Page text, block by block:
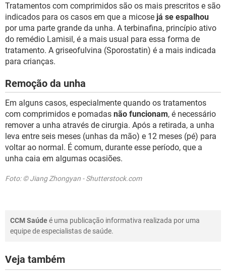
Tratamentos com comprimidos são os mais prescritos e são
indicados para os casos em que a micose já se espalhou
por uma parte grande da unha. A terbinafina, princípio ativo
do remédio Lamisil, é a mais usual para essa forma de
tratamento. A griseofulvina (Sporostatin) é a mais indicada
para crianças.
Remoção da unha
Em alguns casos, especialmente quando os tratamentos
com comprimidos e pomadas não funcionam, é necessário
remover a unha através de cirurgia. Após a retirada, a unha
leva entre seis meses (unhas da mão) e 12 meses (pé) para
voltar ao normal. É comum, durante esse período, que a
unha caia em algumas ocasiões.
Foto: © Jiang Zhongyan - Shutterstock.com
CCM Saúdeé uma publicação informativa realizada por uma
equipe de especialistas de saúde.
Veja também